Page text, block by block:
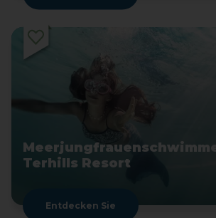
Terhills Resort
Entdecken Sie